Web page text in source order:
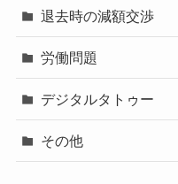
退去時の減額交渉
労働問題
デジタルタトゥー
その他